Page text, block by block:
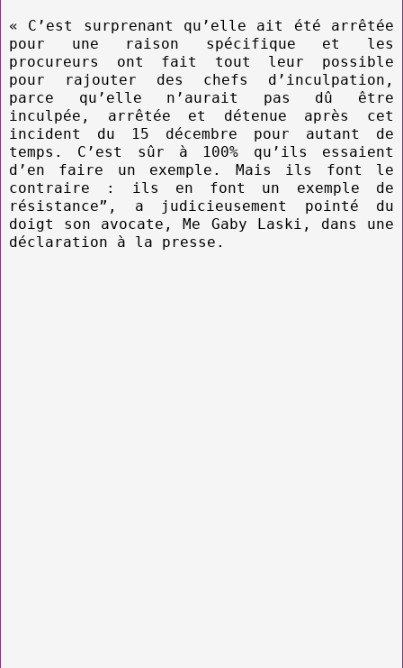
« C’est surprenant qu’elle ait été arrêtée
pour une raison spécifique et les
procureurs ont fait tout leur possible
pour rajouter des chefs d’inculpation,
parce qu’elle n’aurait pas dû être
inculpée, arrêtée et détenue après cet
incident du 15 décembre pour autant de
temps. C’est sûr à 100% qu’ils essaient
d’en faire un exemple. Mais ils font le
contraire : ils en font un exemple de
résistance”, a judicieusement pointé du
doigt son avocate, Me Gaby Laski, dans une
déclaration à la presse.